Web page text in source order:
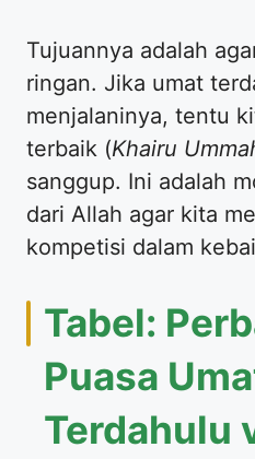
Tujuannya adalah
ringan. Jika umat
menjalaninya, tentu
terbaik (Khairu
sanggup. Ini adalah
dari Allah agar kita
kompetisi dalam
Tabel:
Puasa
Terdahulu